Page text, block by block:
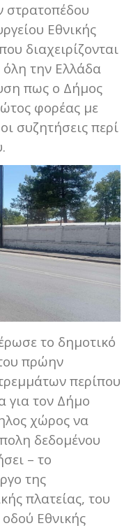
Εθνικής
διαχειρίζονται
την Ελλάδα
πως ο Δήμος
φορέας με
συζητήσεις περί
το δημοτικό
πρώην
περίπου
για τον Δήμο
χώρος να
δεδομένου
– το
της
πλατείας, του
Εθνικής